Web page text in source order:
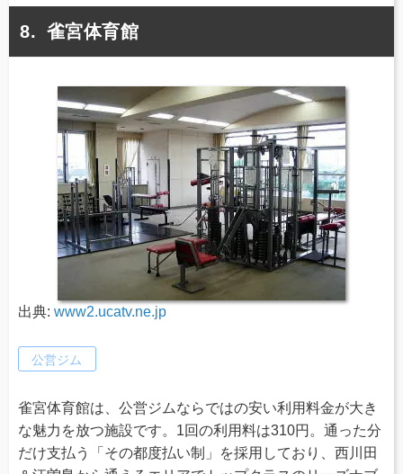
雀宮体育館
出典: www2.ucatv.ne.jp
公営ジム
雀宮体育館は、公営ジムならではの安い利用料金が大き
な魅力を放つ施設です。1回の利用料は310円。通った分
だけ支払う「その都度払い制」を採用しており、西川田